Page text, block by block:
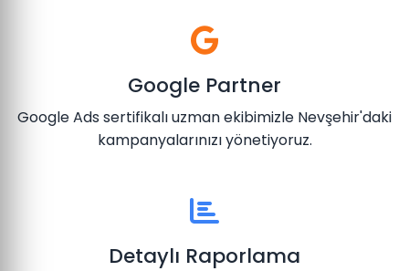
Google Partner
Google Ads sertifikalı uzman ekibimizle Nevşehir'daki
kampanyalarınızı yönetiyoruz.
Detaylı Raporlama